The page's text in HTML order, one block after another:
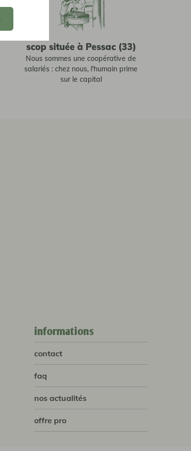
scop située à Pessac (33)
Nous sommes une coopérative de
salariés : chez nous, l'humain prime
sur le capital
informations
contact
faq
nos actualités
offre pro